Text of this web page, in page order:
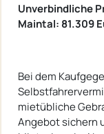
Unverbindliche
Maintal: 81.309
Bei dem
mietübliche
Angebot sichern